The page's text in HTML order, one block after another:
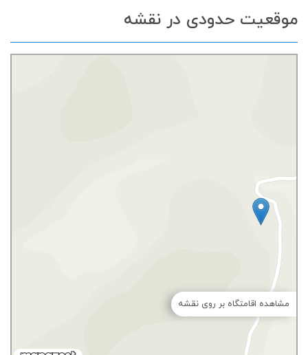
موقعیت حدودی در نقشه
مشاهده اقامتگاه بر روی نقشه